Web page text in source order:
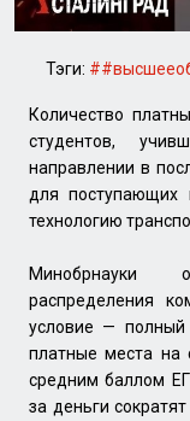
Тэги:
Количество
студентов,
направлении в
для поступающих
технологию
Минобрнауки
распределения
условие — полный
платные места на
средним баллом
за деньги